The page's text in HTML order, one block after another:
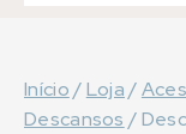
Início/Loja /
Descansos /